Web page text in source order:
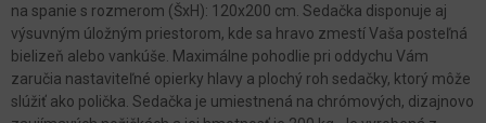
na spanie s rozmerom (ŠxH): 120x200 cm. Sedačka disponuje aj
výsuvným úložným priestorom, kde sa hravo zmestí Vaša posteľná
bielizeň alebo vankúše. Maximálne pohodlie pri oddychu Vám
zaručia nastaviteľné opierky hlavy a plochý roh sedačky, ktorý môže
slúžiť ako polička. Sedačka je umiestnená na chrómových, dizajnovo